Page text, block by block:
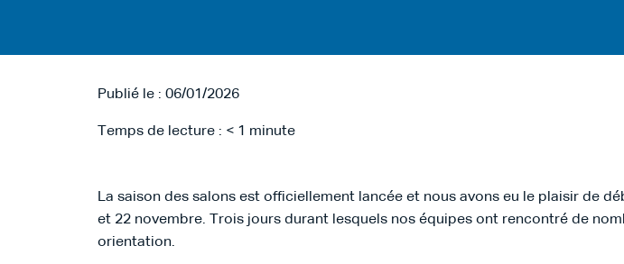
Publié le : 06/01/2026
Temps de lecture : < 1 minute
La saison des salons est officiellement lancée et nous avons eu le plaisir de
et 22 novembre. Trois jours durant lesquels nos équipes ont rencontré de
orientation.